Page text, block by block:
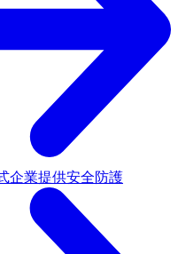
企業提供安全防護